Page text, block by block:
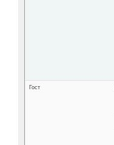
Гост